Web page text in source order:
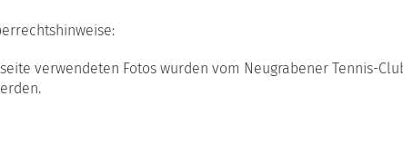
verwendeten Fotos wurden vom Neugrabener Tennis-